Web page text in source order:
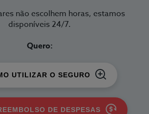
não escolhem horas, estamos
disponíveis 24/7.
Quero:
UTILIZAR O SEGURO
DE DESPESAS